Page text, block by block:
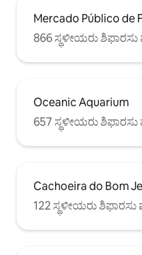
Mercado Público de
866 ಸ್ಥಳೀಯರು ಶಿಫಾರಸು
Oceanic Aquarium
657 ಸ್ಥಳೀಯರು ಶಿಫಾರಸು
Cachoeira do Bom
122 ಸ್ಥಳೀಯರು ಶಿಫಾರಸು